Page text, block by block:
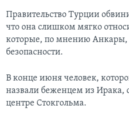
Правительство Турции
что она слишком мягко
которые, по мнению Анкары,
безопасности.
В конце июня человек,
назвали беженцем из Ирака,
центре Стокгольма.